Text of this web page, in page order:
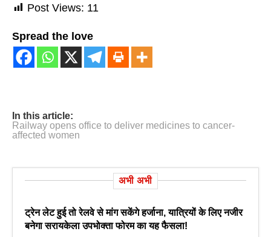
Post Views: 11
Spread the love
In this article:
Railway opens office to deliver medicines to cancer-
affected women
अभी अभी
ट्रेन लेट हुई तो रेलवे से मांग सकेंगे हर्जाना, यात्रियों के लिए नजीर
बनेगा सरायकेला उपभोक्ता फोरम का यह फैसला!